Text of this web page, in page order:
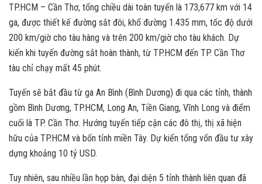
TP.HCM – Cần Thơ, tổng chiều dài toàn tuyến là 173,677 km với 14
ga, được thiết kế đường sắt đôi, khổ đường 1.435 mm, tốc độ dưới
200 km/giờ cho tàu hàng và trên 200 km/giờ cho tàu khách. Dự
kiến khi tuyến đường sắt hoàn thành, từ TP.HCM đến TP. Cần Thơ
tàu chỉ chạy mất 45 phút.
Tuyến sẽ bắt đầu từ ga An Bình (Bình Dương) đi qua các tỉnh, thành
gồm Bình Dương, TP.HCM, Long An, Tiền Giang, Vĩnh Long và điểm
cuối là TP. Cần Thơ. Hướng tuyến tiếp cận các đô thị, thị xã hiện
hữu của TP.HCM và bốn tỉnh miền Tây. Dự kiến tổng vốn đầu tư xây
dựng khoảng 10 tỷ USD.
Tuy nhiên, sau nhiều lần họp bàn, đại diện 5 tỉnh thành liên quan đã